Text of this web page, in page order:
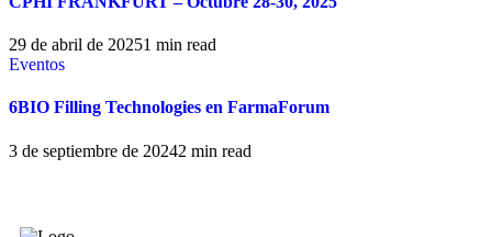
29 de abril de 20251 min read
Eventos
6BIO Filling Technologies en FarmaForum
3 de septiembre de 20242 min read